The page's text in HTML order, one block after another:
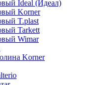
Ideal (Идеал)
Korner
T.plast
Tarkett
Wimar
Korner